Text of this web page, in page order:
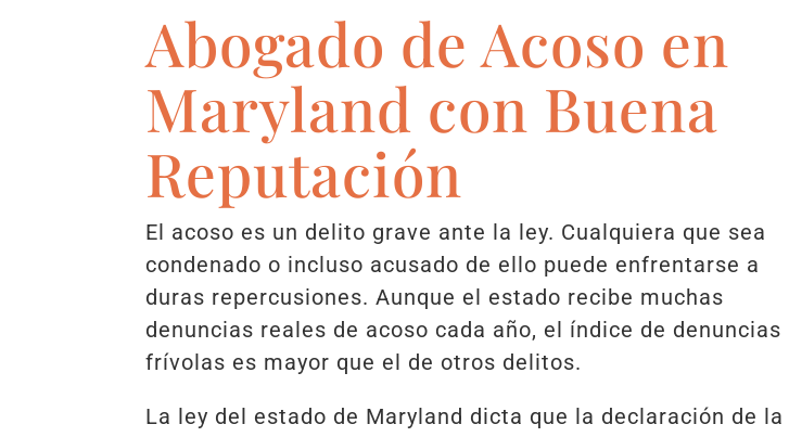
Abogado de Acoso en
Maryland con Buena
Reputación
El acoso es un delito grave ante la ley. Cualquiera que sea
condenado o incluso acusado de ello puede enfrentarse a
duras repercusiones. Aunque el estado recibe muchas
denuncias reales de acoso cada año, el índice de denuncias
frívolas es mayor que el de otros delitos.
La ley del estado de Maryland dicta que la declaración de la